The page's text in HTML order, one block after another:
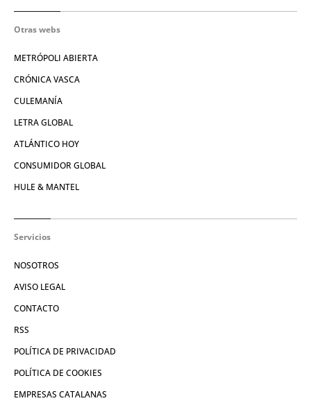
Otras webs
METRÓPOLI ABIERTA
CRÓNICA VASCA
CULEMANÍA
LETRA GLOBAL
ATLÁNTICO HOY
CONSUMIDOR GLOBAL
HULE & MANTEL
Servicios
NOSOTROS
AVISO LEGAL
CONTACTO
RSS
POLÍTICA DE PRIVACIDAD
POLÍTICA DE COOKIES
EMPRESAS CATALANAS